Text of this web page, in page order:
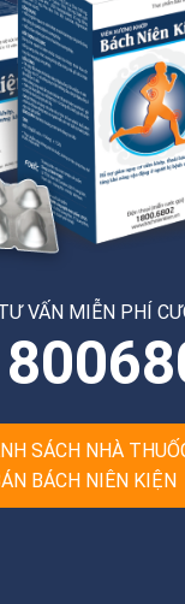
VẤN MIỄN PHÍ
SÁCH NHÀ
BÁCH NIÊN KIỆN